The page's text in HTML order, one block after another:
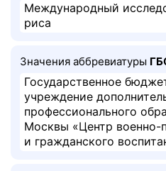
Международный
риса
Значения аббревиатуры
Государственное
учреждение
профессионального
Москвы «Центр военно-
и гражданского